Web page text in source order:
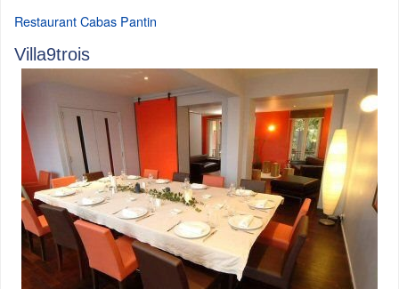
Restaurant Cabas Pantin
Villa9trois